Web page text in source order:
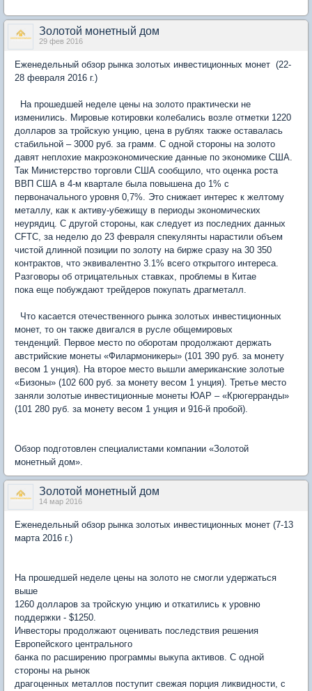
Золотой монетный дом
29 фев 2016
Еженедельный обзор рынка золотых инвестиционных монет (22-
28 февраля 2016 г.)
На прошедшей неделе цены на золото практически не
изменились. Мировые котировки колебались возле отметки 1220
долларов за тройскую унцию, цена в рублях также оставалась
стабильной – 3000 руб. за грамм. С одной стороны на золото
давят неплохие макроэкономические данные по экономике США.
Так Министерство торговли США сообщило, что оценка роста
ВВП США в 4-м квартале была повышена до 1% с
первоначального уровня 0,7%. Это снижает интерес к желтому
металлу, как к активу-убежищу в периоды экономических
неурядиц. С другой стороны, как следует из последних данных
CFTC, за неделю до 23 февраля спекулянты нарастили объем
чистой длинной позиции по золоту на бирже сразу на 30 350
контрактов, что эквивалентно 3.1% всего открытого интереса.
Разговоры об отрицательных ставках, проблемы в Китае
пока еще побуждают трейдеров покупать драгметалл.
Что касается отечественного рынка золотых инвестиционных
монет, то он также двигался в русле общемировых
тенденций. Первое место по оборотам продолжают держать
австрийские монеты «Филармоникеры» (101 390 руб. за монету
весом 1 унция). На второе место вышли американские золотые
«Бизоны» (102 600 руб. за монету весом 1 унция). Третье место
заняли золотые инвестиционные монеты ЮАР – «Крюгерранды»
(101 280 руб. за монету весом 1 унция и 916-й пробой).
Обзор подготовлен специалистами компании «Золотой
монетный дом».
Золотой монетный дом
14 мар 2016
Еженедельный обзор рынка золотых инвестиционных монет (7-13
марта 2016 г.)
На прошедшей неделе цены на золото не смогли удержаться
выше
1260 долларов за тройскую унцию и откатились к уровню
поддержки - $1250.
Инвесторы продолжают оценивать последствия решения
Европейского центрального
банка по расширению программы выкупа активов. С одной
стороны на рынок
драгоценных металлов поступит свежая порция ликвидности, с